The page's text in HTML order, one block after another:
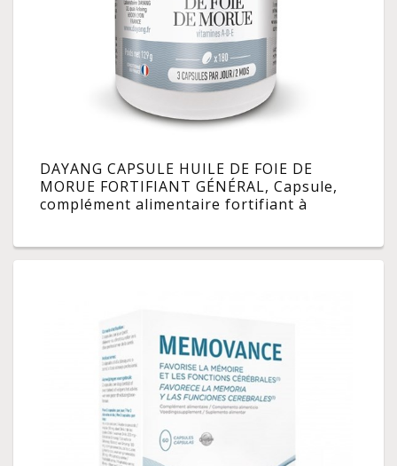
DAYANG CAPSULE HUILE DE FOIE DE
MORUE FORTIFIANT GÉNÉRAL, Capsule,
complément alimentaire fortifiant à